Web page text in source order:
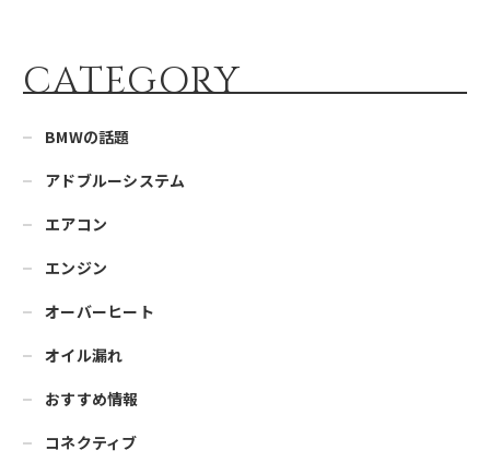
CATEGORY
BMWの話題
アドブルーシステム
エアコン
エンジン
オーバーヒート
オイル漏れ
おすすめ情報
コネクティブ